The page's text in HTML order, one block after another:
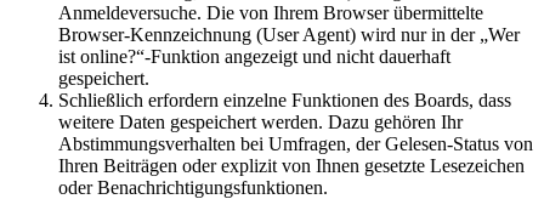
Anmeldeversuche. Die von Ihrem Browser übermittelte
Browser-Kennzeichnung (User Agent) wird nur in der „Wer
ist online?“-Funktion angezeigt und nicht dauerhaft
gespeichert.
Schließlich erfordern einzelne Funktionen des Boards, dass
weitere Daten gespeichert werden. Dazu gehören Ihr
Abstimmungsverhalten bei Umfragen, der Gelesen-Status von
Ihren Beiträgen oder explizit von Ihnen gesetzte Lesezeichen
oder Benachrichtigungsfunktionen.